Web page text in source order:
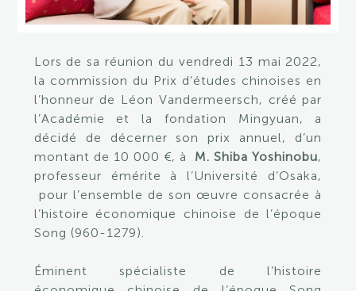
Lors de sa réunion du vendredi 13 mai 2022,
la commission du Prix d’études chinoises en
l’honneur de Léon Vandermeersch, créé par
l’Académie et la fondation Mingyuan, a
décidé de décerner son prix annuel, d’un
montant de 10 000 €, à M. Shiba Yoshinobu,
professeur émérite à l’Université d’Osaka,
pour l’ensemble de son œuvre consacrée à
l’histoire économique chinoise de l’époque
Song (960-1279).
Éminent spécialiste de l’histoire